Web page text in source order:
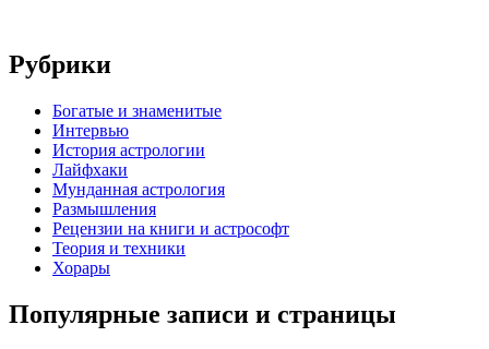
Рубрики
Богатые и знаменитые
Интервью
История астрологии
Лайфхаки
Мунданная астрология
Размышления
Рецензии на книги и астрософт
Теория и техники
Хорары
Популярные записи и страницы